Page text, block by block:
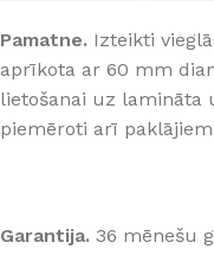
Pamatne. Izteikti
aprīkota ar 60 mm
lietošanai uz lamināta
piemēroti arī
Garantija. 36 mēnešu